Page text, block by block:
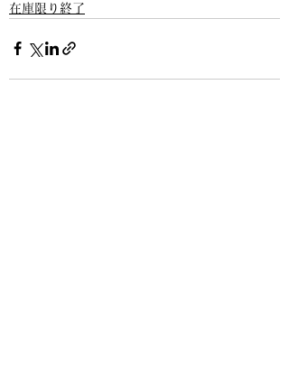
在庫限り終了